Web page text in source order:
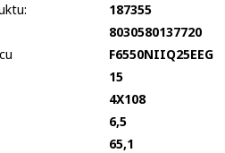
187355
8030580137720
F6550NIIQ25EEG
15
4X108
6,5
65,1